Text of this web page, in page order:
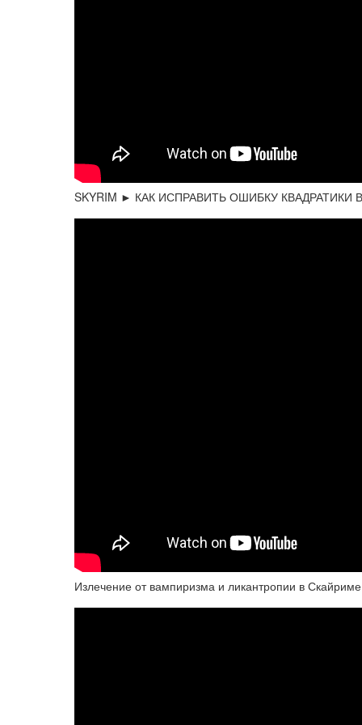
SKYRIM ► КАК ИСПРАВИТЬ ОШИБКУ КВАДРАТИКИ
Излечение от вампиризма и ликантропии в